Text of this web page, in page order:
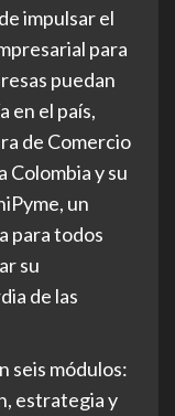
impulsar el
para
puedan
en el país,
de Comercio
Colombia y su
un
para todos
su
de las
seis módulos:
estrategia y